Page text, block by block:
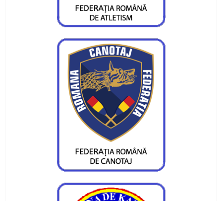
pentru juniori
Sase canotori juniori, la Cupa Romaniei pe
ergometru
Mihaela Macsim, cinci medalii la mondiale
CS Ceahlaul, reprezentat frumos la Vatra Dornei
si Bacau
Gelu Cracana, donatie din suflet pentru Razvan
Andrei
CS Ceahlaul, cu trei reprezentanti la mondiale
de radioamatorism
CS Ceahlaul, cu echipa la nationalele de